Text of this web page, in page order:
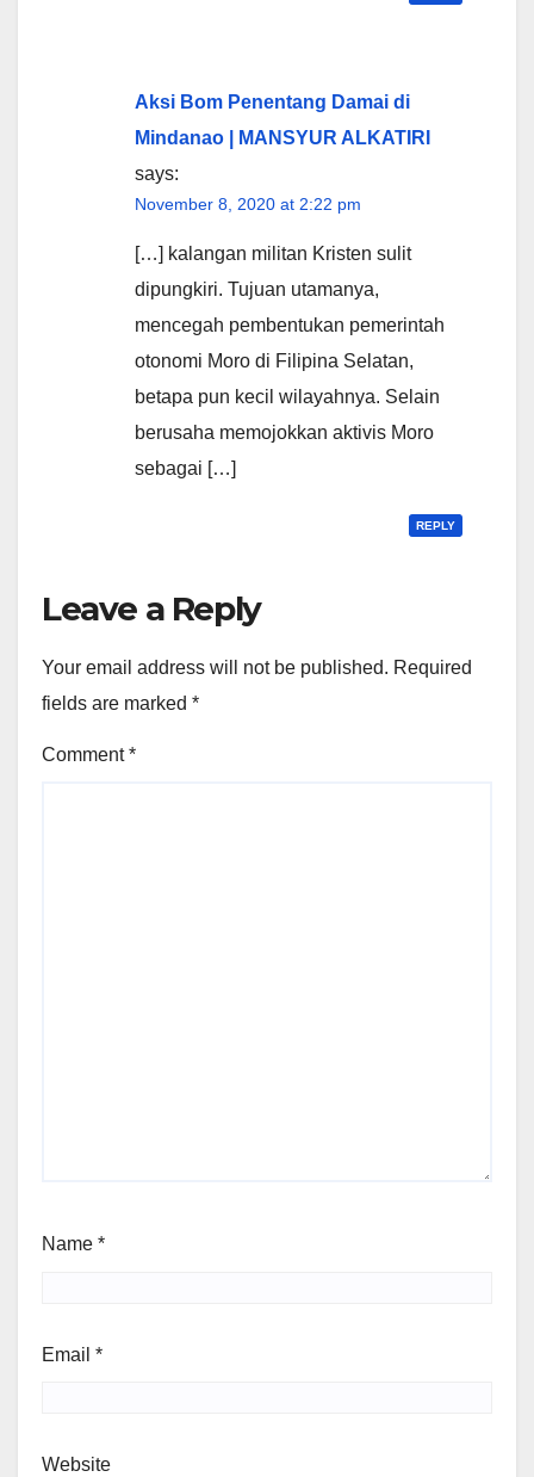
Aksi Bom Penentang Damai di
Mindanao | MANSYUR ALKATIRI
says:
November 8, 2020 at 2:22 pm
[…] kalangan militan Kristen sulit
dipungkiri. Tujuan utamanya,
mencegah pembentukan pemerintah
otonomi Moro di Filipina Selatan,
betapa pun kecil wilayahnya. Selain
berusaha memojokkan aktivis Moro
sebagai […]
REPLY
Leave a Reply
Your email address will not be published. Required
fields are marked *
Comment*
Name *
Email *
Website